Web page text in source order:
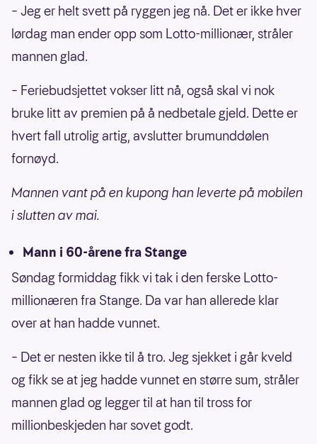
– Jeg er helt svett på ryggen jeg nå. Det er ikke hver
lørdag man ender opp som Lotto-millionær, stråler
mannen glad.
– Feriebudsjettet vokser litt nå, også skal vi nok
bruke litt av premien på å nedbetale gjeld. Dette er
hvert fall utrolig artig, avslutter brumunddølen
fornøyd.
Mannen vant på en kupong han leverte på mobilen
i slutten av mai.
Mann i 60-årene fra Stange
Søndag formiddag fikk vi tak i den ferske Lotto-
millionæren fra Stange. Da var han allerede klar
over at han hadde vunnet.
– Det er nesten ikke til å tro. Jeg sjekket i går kveld
og fikk se at jeg hadde vunnet en større sum, stråler
mannen glad og legger til at han til tross for
millionbeskjeden har sovet godt.